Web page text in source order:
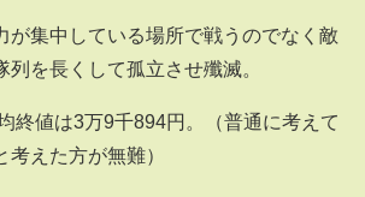
が集中している場所で戦うのでなく敵
列を長くして孤立させ殲滅。
終値は3万9千894円。（普通に考えて
えた方が無難）